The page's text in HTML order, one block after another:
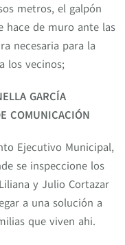
metros, el galpón
hace de muro ante las
necesaria para la
los vecinos;
GARCÍA
COMUNICACIÓN
Ejecutivo Municipal,
se inspeccione los
y Julio Cortazar
a una solución a
que viven ahi.